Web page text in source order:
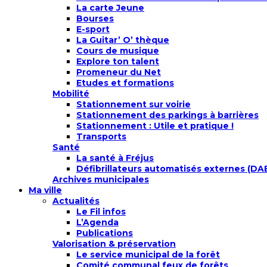
La carte Jeune
Bourses
E-sport
La Guitar’ O’ thèque
Cours de musique
Explore ton talent
Promeneur du Net
Etudes et formations
Mobilité
Stationnement sur voirie
Stationnement des parkings à barrières
Stationnement : Utile et pratique !
Transports
Santé
La santé à Fréjus
Défibrillateurs automatisés externes
Archives municipales
Ma ville
Actualités
Le Fil infos
L’Agenda
Publications
Valorisation & préservation
Le service municipal de la forêt